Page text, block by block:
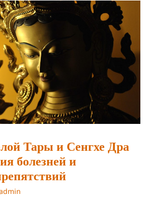
Тары и Сенгхе Дра
болезней и